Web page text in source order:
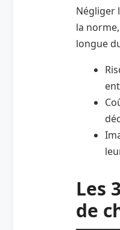
Négliger
la
longue
Les
de